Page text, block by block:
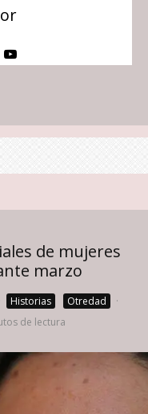
de mujeres
marzo
Historias Otredad
·
de lectura